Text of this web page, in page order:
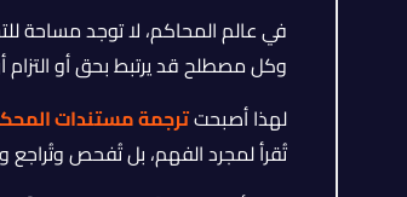
في عالم المحاكم، لا توجد مساحة
وكل مصطلح قد يرتبط بحق أو التزام
لهذا أصبحتترجمة مستندات
تُقرأ لمجرد الفهم، بل تُفحص وتُراجع